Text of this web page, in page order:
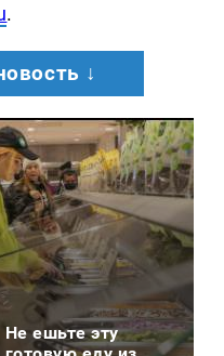
.
↓
Не ешьте эту